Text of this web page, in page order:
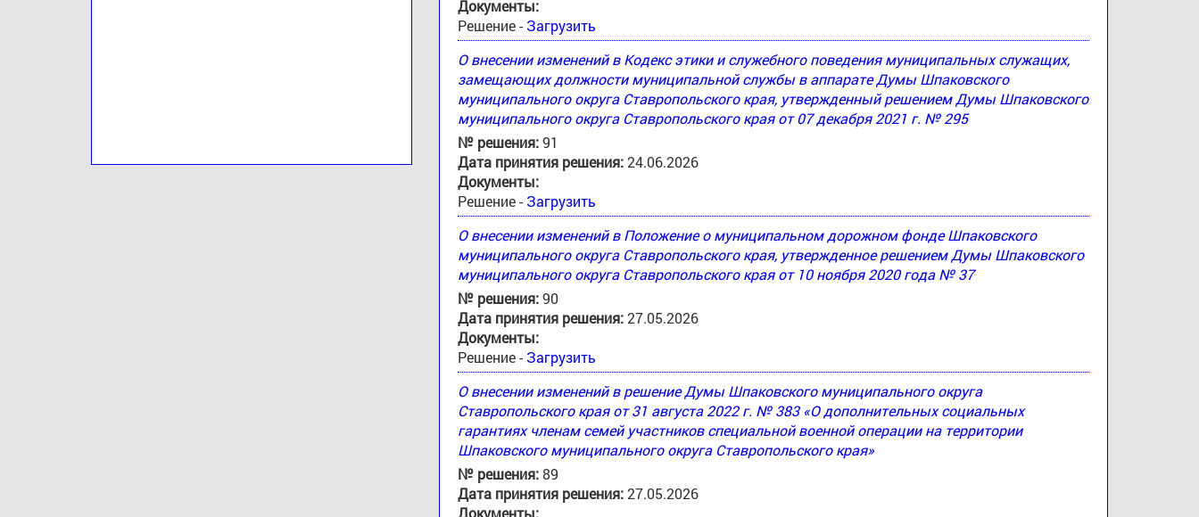
Документы:
Решение - Загрузить
О внесении изменений в Кодекс этики и служебного поведения муниципальных служащих,
замещающих должности муниципальной службы в аппарате Думы Шпаковского
муниципального округа Ставропольского края, утвержденный решением Думы Шпаковского
муниципального округа Ставропольского края от 07 декабря 2021 г. № 295
№ решения:91
Дата принятия решения:24.06.2026
Документы:
Решение - Загрузить
О внесении изменений в Положение о муниципальном дорожном фонде Шпаковского
муниципального округа Ставропольского края, утвержденное решением Думы Шпаковского
муниципального округа Ставропольского края от 10 ноября 2020 года № 37
№ решения:90
Дата принятия решения:27.05.2026
Документы:
Решение - Загрузить
О внесении изменений в решение Думы Шпаковского муниципального округа
Ставропольского края от 31 августа 2022 г. № 383 «О дополнительных социальных
гарантиях членам семей участников специальной военной операции на территории
Шпаковского муниципального округа Ставропольского края»
№ решения:89
Дата принятия решения:27.05.2026
Документы: